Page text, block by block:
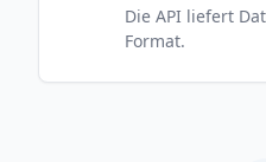
Die API liefert
Format.